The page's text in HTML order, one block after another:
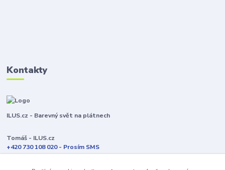
Kontakty
ILUS.cz - Barevný svět na plátnech
Tomáš - ILUS.cz
+420 730 108 020 - Prosím SMS
Jsme většinu času ve výrobě